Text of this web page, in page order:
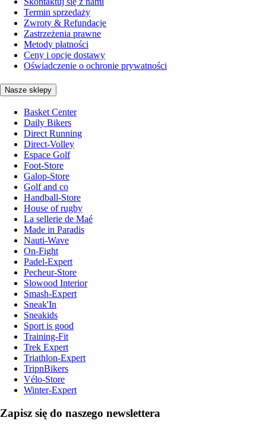
Termin sprzedaży
Zwroty & Refundacje
Zastrzeżenia prawne
Metody płatności
Ceny i opcje dostawy
Oświadczenie o ochronie prywatności
Nasze sklepy
Basket Center
Daily Bikers
Direct Running
Direct-Volley
Espace Golf
Foot-Store
Galop-Store
Golf and co
Handball-Store
House of rugby
La sellerie de Maé
Made in Paradis
Nauti-Wave
On-Fight
Padel-Expert
Pecheur-Store
Slowood Interior
Smash-Expert
Sneak'In
Sneakids
Sport is good
Training-Fit
Trek Expert
Triathlon-Expert
TripnBikers
Vélo-Store
Winter-Expert
Zapisz się do naszego newslettera